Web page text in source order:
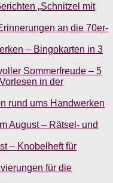
„Schnitzel mit
an die 70er-
– Bingokarten in 3
Sommerfreude – 5
in der
rund ums Handwerken
August – Rätsel- und
– Knobelheft für
für die